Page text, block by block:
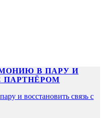
В ПАРУ И
ПАРТНЁРОМ